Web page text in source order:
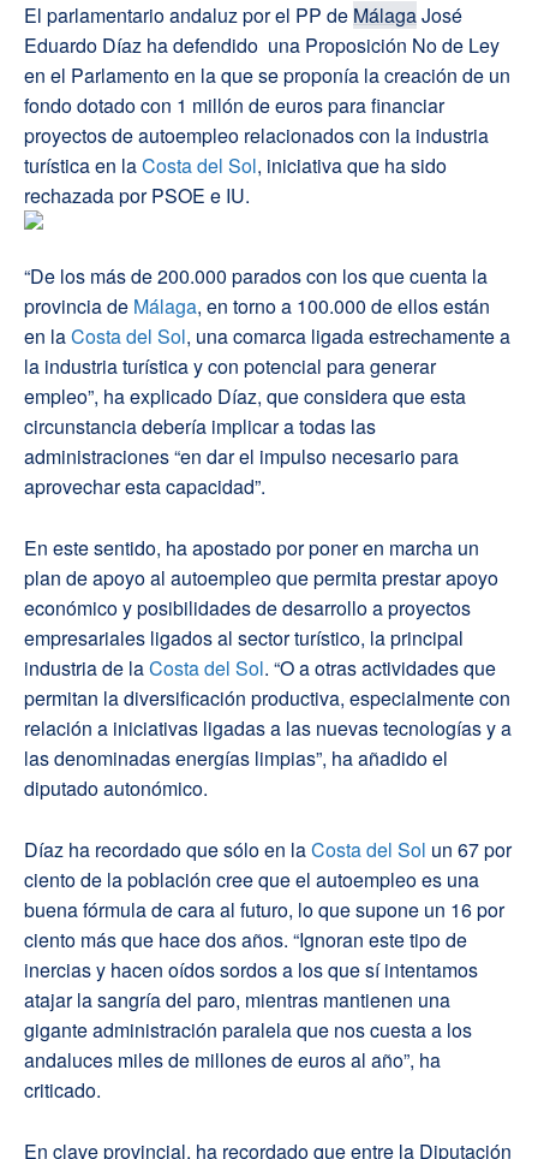
El parlamentario andaluz por el PP de MálagaJosé
Eduardo Díaz ha defendido una Proposición No de Ley
en el Parlamento en la que se proponía la creación de un
fondo dotado con 1 millón de euros para financiar
proyectos de autoempleo relacionados con la industria
turística en laCosta del Sol, iniciativa que ha sido
rechazada por PSOE e IU.
“De los más de 200.000 parados con los que cuenta la
provincia de Málaga, en torno a 100.000 de ellos están
en laCosta del Sol, una comarca ligada estrechamente a
la industria turística y con potencial para generar
empleo”, ha explicado Díaz, que considera que esta
circunstancia debería implicar a todas las
administraciones “en dar el impulso necesario para
aprovechar esta capacidad”.
En este sentido, ha apostado por poner en marcha un
plan de apoyo al autoempleo que permita prestar apoyo
económico y posibilidades de desarrollo a proyectos
empresariales ligados al sector turístico, la principal
industria de laCosta del Sol. “O a otras actividades que
permitan la diversificación productiva, especialmente con
relación a iniciativas ligadas a las nuevas tecnologías y a
las denominadas energías limpias”, ha añadido el
diputado autonómico.
Díaz ha recordado que sólo en laCosta del Sol un 67 por
ciento de la población cree que el autoempleo es una
buena fórmula de cara al futuro, lo que supone un 16 por
ciento más que hace dos años. “Ignoran este tipo de
inercias y hacen oídos sordos a los que sí intentamos
atajar la sangría del paro, mientras mantienen una
gigante administración paralela que nos cuesta a los
andaluces miles de millones de euros al año”, ha
criticado.
En clave provincial, ha recordado que entre la Diputación